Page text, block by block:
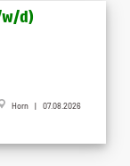
d)
Horn | 07.08.2026